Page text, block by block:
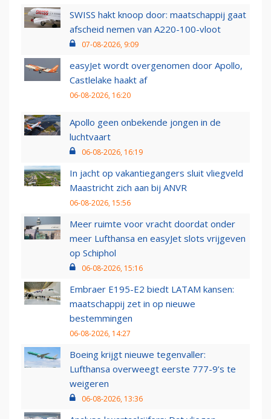
SWISS hakt knoop door: maatschappij gaat
afscheid nemen van A220-100-vloot
07-08-2026, 9:09
easyJet wordt overgenomen door Apollo,
Castlelake haakt af
06-08-2026, 16:20
Apollo geen onbekende jongen in de
luchtvaart
06-08-2026, 16:19
In jacht op vakantiegangers sluit vliegveld
Maastricht zich aan bij ANVR
06-08-2026, 15:56
Meer ruimte voor vracht doordat onder
meer Lufthansa en easyJet slots vrijgeven
op Schiphol
06-08-2026, 15:16
Embraer E195-E2 biedt LATAM kansen:
maatschappij zet in op nieuwe
bestemmingen
06-08-2026, 14:27
Boeing krijgt nieuwe tegenvaller:
Lufthansa overweegt eerste 777-9’s te
weigeren
06-08-2026, 13:36